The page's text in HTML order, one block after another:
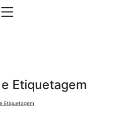
Etiquetagem
Etiquetagem